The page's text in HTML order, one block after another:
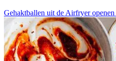
Gehaktballen uit de Airfryer openen